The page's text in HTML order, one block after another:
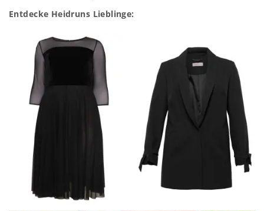
Entdecke Heidruns Lieblinge: